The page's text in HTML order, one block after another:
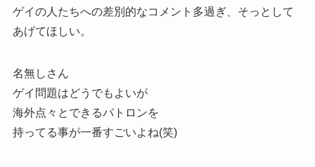
ゲイの人たちへの差別的なコメント多過ぎ、そっとして
あげてほしい。
名無しさん
ゲイ問題はどうでもよいが
海外点々とできるパトロンを
持ってる事が一番すごいよね(笑)